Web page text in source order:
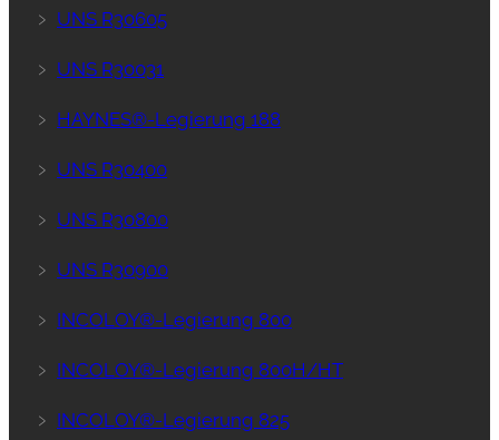
﹥ UNS R30605
﹥ UNS R30031
﹥ HAYNES®-Legierung 188
﹥ UNS R30400
﹥ UNS R30800
﹥ UNS R30900
﹥ INCOLOY®-Legierung 800
﹥ INCOLOY®-Legierung 800H/HT
﹥ INCOLOY®-Legierung 825